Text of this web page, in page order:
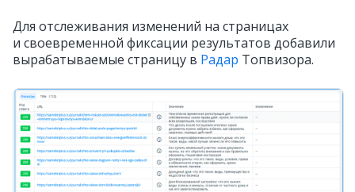
Для отслеживания изменений на страницах
и своевременной фиксации результатов добавили
вырабатываемые страницу в Радар Топвизора.